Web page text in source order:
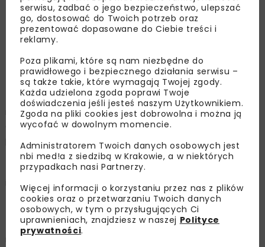
Park Pokoju
Planowana rewitalizacja obejmuje utworzenie parku
miejskiego z bogatym programem wypoczynkowym dla
osób w różnym wieku. Będzie on utworzony na
przestrzeni 24 ha użytku zielonego, który jest dzisiaj
zaniedbany i zdegradowany. Park będzie również pełnił
funkcję rekreacyjną dla mieszkańców Oświęcimia
i turystów.
Centrum Obsługi Odwiedzających Miejsce Pamięci
Na ponad 3 hektarach powstanie nowoczesne centrum
recepcyjne dla grup odwiedzających Miejsce Pamięci
serwisu, zadbać o jego bezpieczeństwo, ulepszać
go, dostosować do Twoich potrzeb oraz
prezentować dopasowane do Ciebie treści i
reklamy.
Poza plikami, które są nam niezbędne do
prawidłowego i bezpiecznego działania serwisu –
są także takie, które wymagają Twojej zgody.
Każda udzielona zgoda poprawi Twoje
doświadczenia jeśli jesteś naszym Użytkownikiem.
Zgoda na pliki cookies jest dobrowolna i można ją
wycofać w dowolnym momencie.
Administratorem Twoich danych osobowych jest
nbi med!a z siedzibą w Krakowie, a w niektórych
przypadkach nasi Partnerzy.
Więcej informacji o korzystaniu przez nas z plików
cookies oraz o przetwarzaniu Twoich danych
osobowych, w tym o przysługujących Ci
uprawnieniach, znajdziesz w naszej Polityce
prywatności.